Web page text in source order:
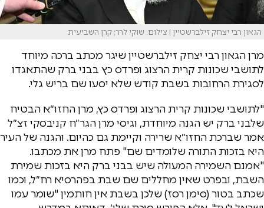
הגאון רבי יצחק זילברשטיין | צילום: שוקי לרר; קרן השביעית
מרן הגאון רבי יצחק זילברשטיין שיגר מכתב ברכה מיוחד
לתושבי שכונות קרית הרצוג ופרדס כץ בבני ברק שהתאגדו
לסגירת הרחובות בשבת קודש שלא יסעו שם בריש גלי.
"לתושבי שכונות קרית הרצוג ופרדס כץ, מרן החזו״א הבטיח
שלבני ברק יש הגנה מיוחדת, וגיסי מרן הגר״ח קניבסקי זצ״ל
אמר שברכת החזו״א שרירה וקיימת גם כהיום. והגנה של העיר
היא בזכות התורה שלומדים שם" פתח מרן את מכתבו.
"אמנם השמירה המעולה שיש בבני ברק היא בזכות שמירת
השבת, ובפרט שאין מחללים שם שבת בפהרסיא רח״ל, וכמו
שכתב בטור (סימן רסז) שלכן בשבת אין חותמין "שומר עמו